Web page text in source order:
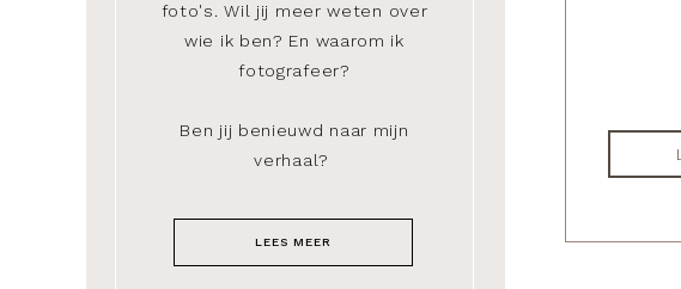
foto's. Wil jij meer weten over
wie ik ben? En waarom ik
fotografeer?
Ben jij benieuwd naar mijn
verhaal?
LEES MEER